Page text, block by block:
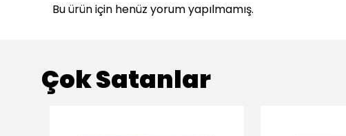
Bu ürün için henüz yorum yapılmamış.
Çok Satanlar